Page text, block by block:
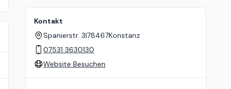
Kontakt
Spanierstr. 3|78467Konstanz
07531 3630130
Website Besuchen